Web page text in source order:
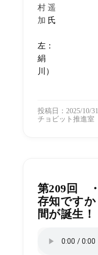
村 遥
加 氏
左：
絹
川）
投稿日：2025/10/31
チョビット推進室
第209回
存知です
間が誕生！